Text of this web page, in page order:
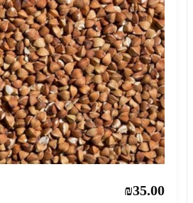
₪35.00